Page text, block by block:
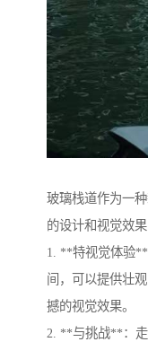
玻璃栈道作为一
的设计和视觉效
1. **特视觉体验
间，可以提供壮
撼的视觉效果。
2. **与挑战**：